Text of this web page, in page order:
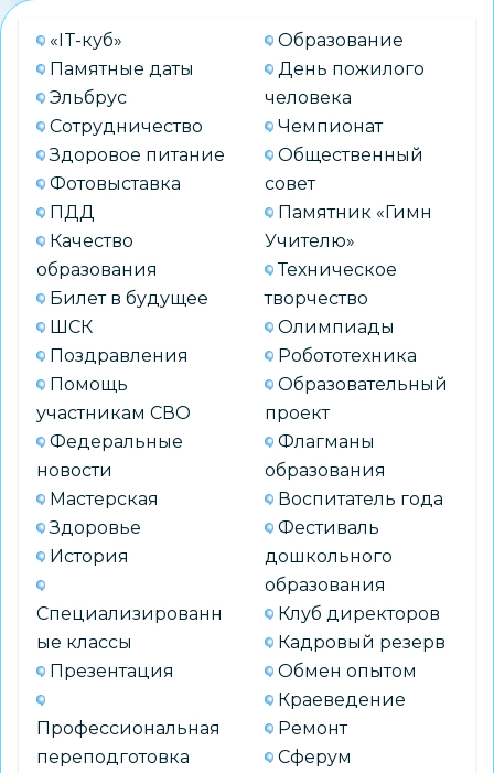
«IT-куб»
Памятные даты
Эльбрус
Сотрудничество
Здоровое питание
Фотовыставка
ПДД
Качество
образования
Билет в будущее
ШСК
Поздравления
Помощь
участникам СВО
Федеральные
новости
Мастерская
Здоровье
История
Специализированн
ые классы
Презентация
Профессиональная
переподготовка
Образование
День пожилого
человека
Чемпионат
Общественный
совет
Памятник «Гимн
Учителю»
Техническое
творчество
Олимпиады
Робототехника
Образовательный
проект
Флагманы
образования
Воспитатель года
Фестиваль
дошкольного
образования
Клуб директоров
Кадровый резерв
Обмен опытом
Краеведение
Ремонт
Сферум